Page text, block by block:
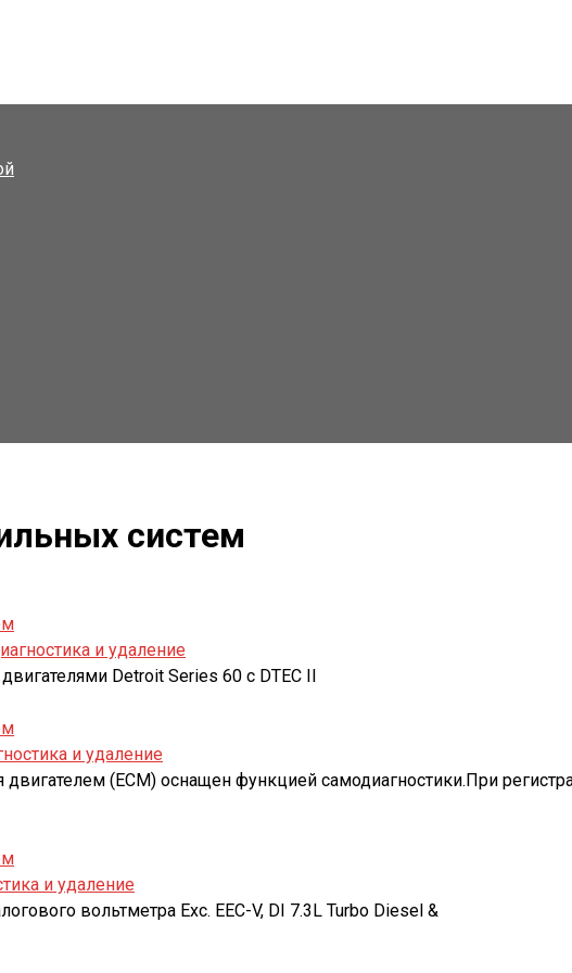
систем
и удаление
Detroit Series 60 с DTEC II
и удаление
(ECM) оснащен функцией самодиагностики.При
и удаление
вольтметра Exc. EEC-V, DI 7.3L Turbo Diesel &